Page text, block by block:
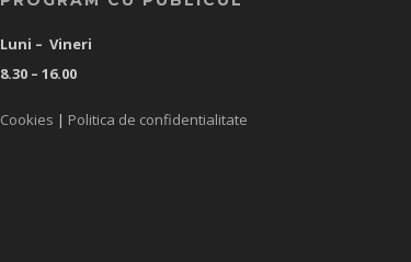
Luni – Vineri
8.30 – 16.00
Cookies | Politica de confidentialitate